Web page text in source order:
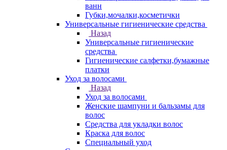
ванн
Губки,мочалки,косметички
Универсальные гигиенические средства
Назад
Универсальные гигиенические
средства
Гигиенические салфетки,бумажные
платки
Уход за волосами
Назад
Уход за волосами
Женские шампуни и бальзамы для
волос
Средства для укладки волос
Краска для волос
Специальный уход